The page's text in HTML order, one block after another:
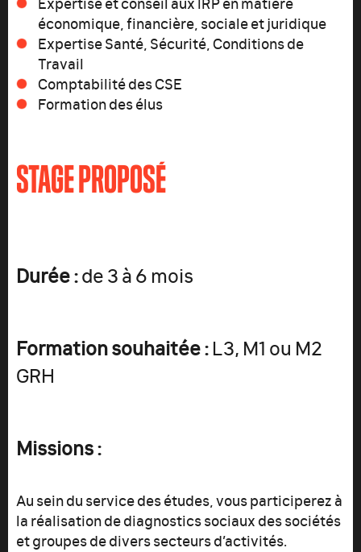
économique, financière, sociale et juridique
Expertise Santé, Sécurité, Conditions de
Travail
Comptabilité des CSE
Formation des élus
STAGE PROPOSÉ
Durée :de 3 à 6 mois
Formation souhaitée :L3, M1 ou M2
GRH
Missions :
Au sein du service des études, vous participerez à
la réalisation de diagnostics sociaux des sociétés
et groupes de divers secteurs d’activités.